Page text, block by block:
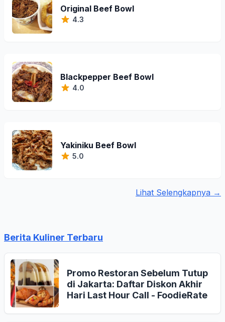
Original Beef Bowl
4.3
Blackpepper Beef Bowl
4.0
Yakiniku Beef Bowl
5.0
Lihat Selengkapnya →
Berita Kuliner Terbaru
Promo Restoran Sebelum Tutup
di Jakarta: Daftar Diskon Akhir
Hari Last Hour Call - FoodieRate